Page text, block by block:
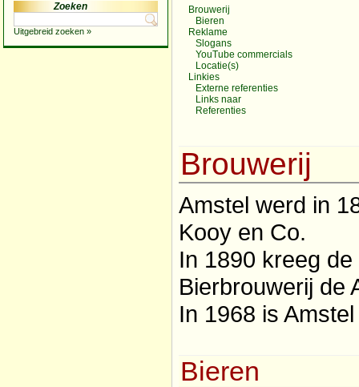
Zoeken
Uitgebreid zoeken »
Brouwerij
Bieren
Reklame
Slogans
YouTube commercials
Locatie(s)
Linkies
Externe referenties
Links naar
Referenties
Brouwerij
Amstel werd in
Kooy en Co.
In 1890 kreeg de
Bierbrouwerij de
In 1968 is
Bieren